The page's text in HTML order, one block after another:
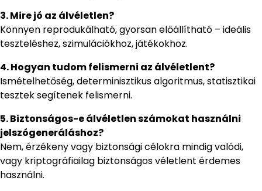
3. Mire jó az álvéletlen?
Könnyen reprodukálható, gyorsan előállítható – ideális
teszteléshez, szimulációkhoz, játékokhoz.
4. Hogyan tudom felismerni az álvéletlent?
Ismételhetőség, determinisztikus algoritmus, statisztikai
tesztek segítenek felismerni.
5. Biztonságos-e álvéletlen számokat használni
jelszógeneráláshoz?
Nem, érzékeny vagy biztonsági célokra mindig valódi,
vagy kriptográfiailag biztonságos véletlent érdemes
használni.